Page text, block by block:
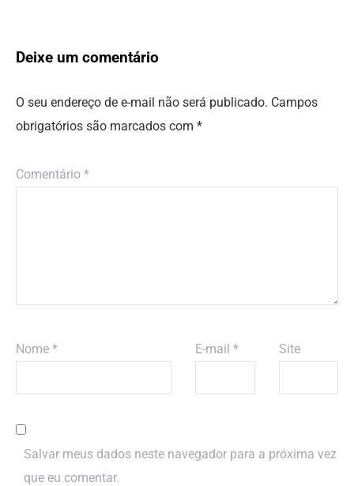
Deixe um comentário
O seu endereço de e-mail não será publicado. Campos
obrigatórios são marcados com *
Comentário *
Nome * E-mail * Site
Salvar meus dados neste navegador para a próxima vez
que eu comentar.